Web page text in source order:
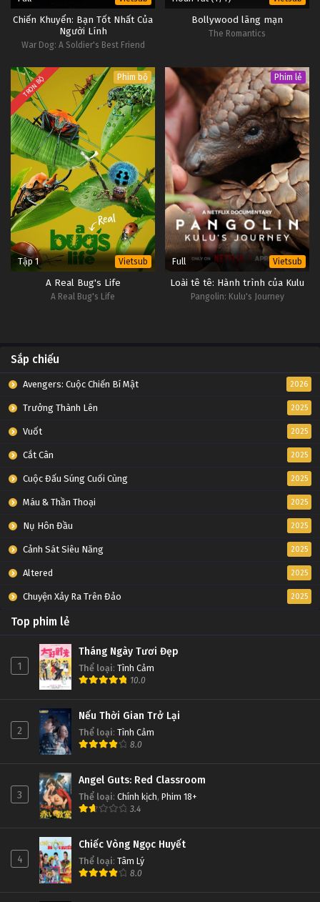
Chiến Khuyển: Bạn Tốt Nhất Của
Người Lính
War Dog: A Soldier's Best Friend
Bollywood lãng mạn
The Romantics
TRỌN BỘ Phim bộ
Tập 1 Vietsub
A Real Bug's Life
A Real Bug's Life
Phim lẻ
Full Vietsub
Loài tê tê: Hành trình của Kulu
Pangolin: Kulu's Journey
Sắp chiếu
Avengers: Cuộc Chiến Bí Mật 2026
Trưởng Thành Lên 2025
Vuốt 2025
Cắt Cân 2025
Cuộc Đấu Súng Cuối Cùng 2025
Máu & Thần Thoại 2025
Nụ Hôn Đầu 2025
Cảnh Sát Siêu Năng 2025
Altered 2025
Chuyện Xảy Ra Trên Đảo 2025
Top phim lẻ
1
Tháng Ngày Tươi Đẹp
Thể loại: Tình Cảm
10.0
2
Nếu Thời Gian Trở Lại
Thể loại: Tình Cảm
8.0
3
Angel Guts: Red Classroom
Thể loại: Chính kịch, Phim 18+
3.4
4
Chiếc Vòng Ngọc Huyết
Thể loại: Tâm Lý
8.0